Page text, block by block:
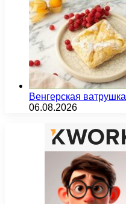
Венгерская ватрушка
06.08.2026